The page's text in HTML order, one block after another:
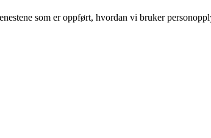
som er oppført, hvordan vi bruker